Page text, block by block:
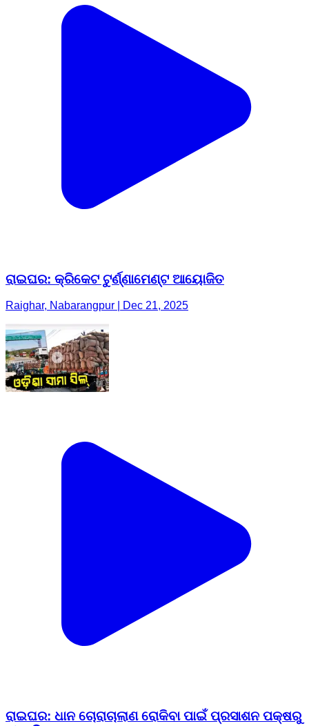
ରାଇଘର: କ୍ରିକେଟ ଟୁର୍ଣ୍ଣାମେଣ୍ଟ ଆୟୋଜିତ
Raighar, Nabarangpur | Dec 21, 2025
ରାଇଘର: ଧାନ ଚୋରାଚାଲାଣ ରୋକିବା ପାଇଁ ପ୍ରସାଶନ ପକ୍ଷରୁ